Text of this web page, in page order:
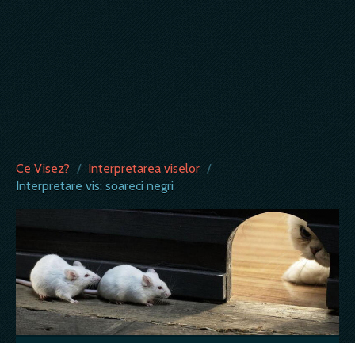
Ce Visez? / Interpretarea viselor /
Interpretare vis: soareci negri